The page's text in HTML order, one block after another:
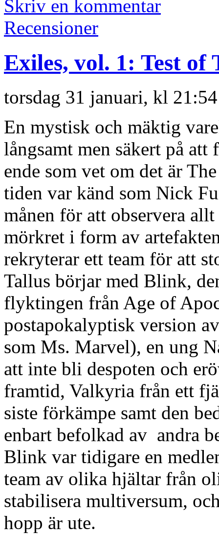
Skriv en kommentar
Recensioner
Exiles, vol. 1: Test of
torsdag 31 januari, kl
En mystisk och mäktig
långsamt men säkert på
ende som vet om det är
tiden var känd som Nick
månen för att observera
mörkret i form av
rekryterar ett team för att
Tallus börjar med Blink,
flyktingen från Age of
postapokalyptisk version
som Ms. Marvel), en ung
att inte bli despoten och
framtid, Valkyria från ett
siste förkämpe samt den
enbart befolkad av andra
Blink var tidigare en
team av olika hjältar från
stabilisera multiversum,
hopp är ute.